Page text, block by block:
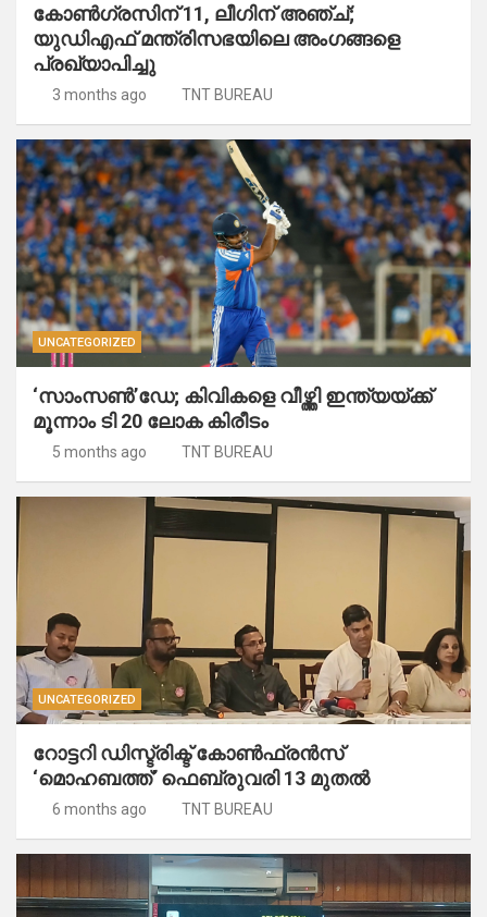
കോൺ​ഗ്രസിന് 11, ലീ​ഗിന് അഞ്ച്;
യുഡിഎഫ് മന്ത്രിസഭയിലെ അം​ഗങ്ങളെ
പ്രഖ്യാപിച്ചു
3 months ago TNT BUREAU
UNCATEGORIZED
‘സാംസൺ’ഡേ; കിവികളെ വീഴ്ത്തി ഇന്ത്യയ്ക്ക്
മൂന്നാം ടി 20 ലോക കിരീടം
5 months ago TNT BUREAU
UNCATEGORIZED
റോട്ടറി ഡിസ്ട്രിക്ട് കോണ്‍ഫ്രന്‍സ്
‘മൊഹബത്ത്’ ഫെബ്രുവരി 13 മുതല്‍
6 months ago TNT BUREAU